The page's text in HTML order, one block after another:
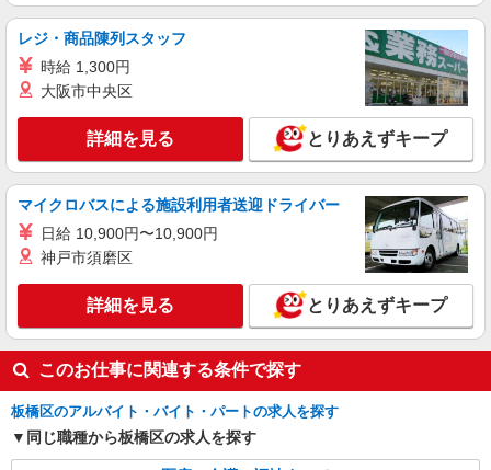
ます。 ・職務手当 ・特別職務手当 ・特別地域手
当 ・（東京都）居住支援特別手当 ・働きがい向上
手当 ・特別夜勤手当 ・日祝手当（月平均2回分）
・夜勤手当（月平均5回分） ※居住支援特別手当
は勤続5年目までの方はさらに1万円支給（再入社
業時は別途時間外手当支給（超過1分〜）
東京都板橋区徳丸6丁目1-11
キープ 詳細を見る
SOMPOケア ラヴィーレ高島平/5004aa1
介護スタッフ
【介護福祉士】 月給：305,300円 年収例：410
万円〜 ※下記毎月平均的に支払われる手当を含み
ます。 ・職務手当 ・特別職務手当 ・特別地域手
当 ・（東京都）居住支援特別手当 ・働きがい向上
手当 ・特別夜勤手当 ・日祝手当（月平均2回分）
・夜勤手当（月平均5回分） ※居住支援特別手当
は勤続5年目までの方はさらに1万円支給（再入社
は除く） ◎賞与：基本給2.08ヶ月分/年支給 ◎残
業時は別途時間外手当支給（超過1分〜）
東京都板橋区坂下3-5-2
キープ 詳細を見る
レジ・商品陳列スタッフ
時給 1,300円
大阪市中央区
詳細を見る とりあえずキープ
マイクロバスによる施設利用者送迎ドライバー
日給 10,900円〜10,900円
神戸市須磨区
詳細を見る とりあえずキープ
このお仕事に関連する条件で探す
板橋区のアルバイト・バイト・パートの求人を探す
同じ職種から板橋区の求人を探す